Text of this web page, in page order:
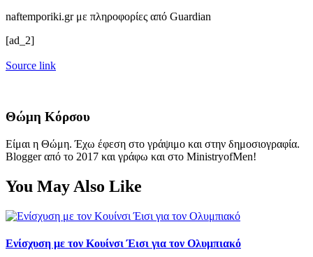
naftemporiki.gr με πληροφορίες από Guardian
[ad_2]
Source link
Θώμη Κόρσου
Είμαι η Θώμη. Έχω έφεση στο γράψιμο και στην δημοσιογραφία.
Blogger από το 2017 και γράφω και στο MinistryofMen!
You May Also Like
Ενίσχυση με τον Κουίνσι Έισι για τον Ολυμπιακό